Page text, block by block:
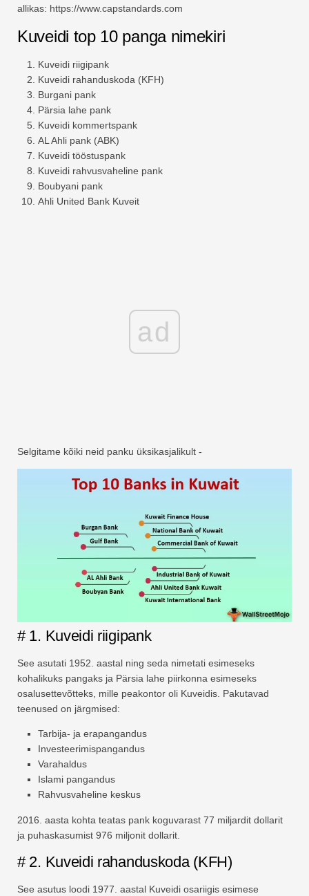
allikas: https://www.capstandards.com
Kuveidi top 10 panga nimekiri
Kuveidi riigipank
Kuveidi rahanduskoda (KFH)
Burgani pank
Pärsia lahe pank
Kuveidi kommertspank
AL Ahli pank (ABK)
Kuveidi tööstuspank
Kuveidi rahvusvaheline pank
Boubyani pank
Ahli United Bank Kuveit
ad
Selgitame kõiki neid panku üksikasjalikult -
# 1. Kuveidi riigipank
See asutati 1952. aastal ning seda nimetati esimeseks
kohalikuks pangaks ja Pärsia lahe piirkonna esimeseks
osalusettevõtteks, mille peakontor oli Kuveidis. Pakutavad
teenused on järgmised:
Tarbija- ja erapangandus
Investeerimispangandus
Varahaldus
Islami pangandus
Rahvusvaheline keskus
2016. aasta kohta teatas pank koguvarast 77 miljardit dollarit
ja puhaskasumist 976 miljonit dollarit.
# 2. Kuveidi rahanduskoda (KFH)
See asutus loodi 1977. aastal Kuveidi osariigis esimese